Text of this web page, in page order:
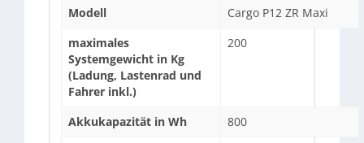
Modell
Cargo P12 ZR Maxi
maximales
Systemgewicht in Kg
(Ladung, Lastenrad und
Fahrer inkl.)
200
Akkukapazität in Wh
800